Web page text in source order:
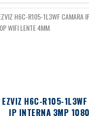
EZVIZ H6C-R105-1L3WF
IP INTERNA 3MP